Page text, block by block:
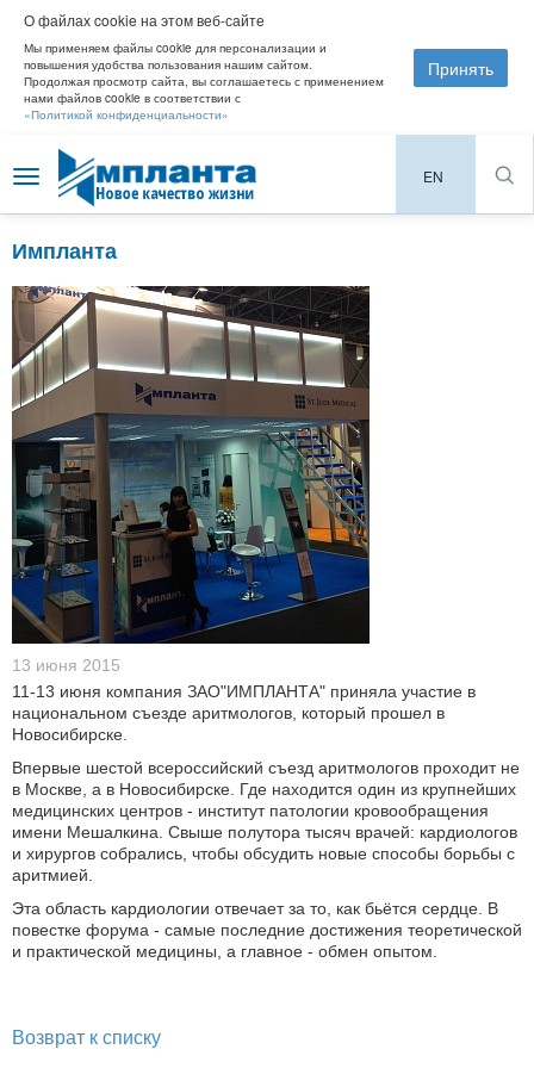
О файлах cookie на этом веб-сайте
Мы применяем файлы cookie для персонализации и
повышения удобства пользования нашим сайтом.
Продолжая просмотр сайта, вы соглашаетесь с применением
нами файлов cookie в соответствии с
«Политикой конфиденциальности»
Принять
Toggle
navigation
EN
Импланта
13 июня 2015
11-13 июня компания ЗАО"ИМПЛАНТА" приняла участие в
национальном съезде аритмологов, который прошел в
Новосибирске.
Впервые шестой всероссийский съезд аритмологов проходит не
в Москве, а в Новосибирске. Где находится один из крупнейших
медицинских центров - институт патологии кровообращения
имени Мешалкина. Свыше полутора тысяч врачей: кардиологов
и хирургов собрались, чтобы обсудить новые способы борьбы с
аритмией.
Эта область кардиологии отвечает за то, как бьётся сердце. В
повестке форума - самые последние достижения теоретической
и практической медицины, а главное - обмен опытом.
Возврат к списку